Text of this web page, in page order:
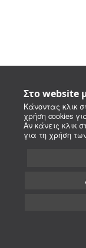
Στο website
Κάνοντας κλικ
χρήση cookies
Αν κάνεις κλικ
για τη χρήση